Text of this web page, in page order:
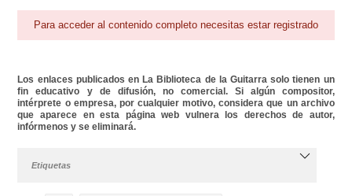
Para acceder al contenido completo necesitas estar registrado
Los enlaces publicados en La Biblioteca de la Guitarra solo tienen un
fin educativo y de difusión, no comercial. Si algún compositor,
intérprete o empresa, por cualquier motivo, considera que un archivo
que aparece en esta página web vulnera los derechos de autor,
infórmenos y se eliminará.
Etiquetas